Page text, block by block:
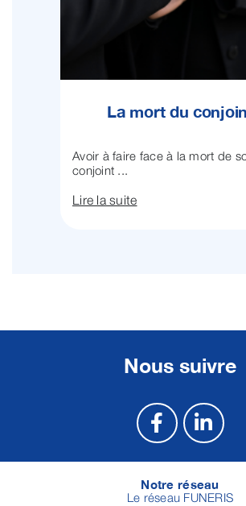
La mort du
Avoir à faire face à la mort de
conjoint ...
Lire la suite
Nous suivre
Notre réseau
Le réseau FUNERIS